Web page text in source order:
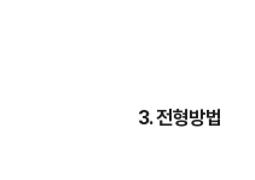
3. 전형방법